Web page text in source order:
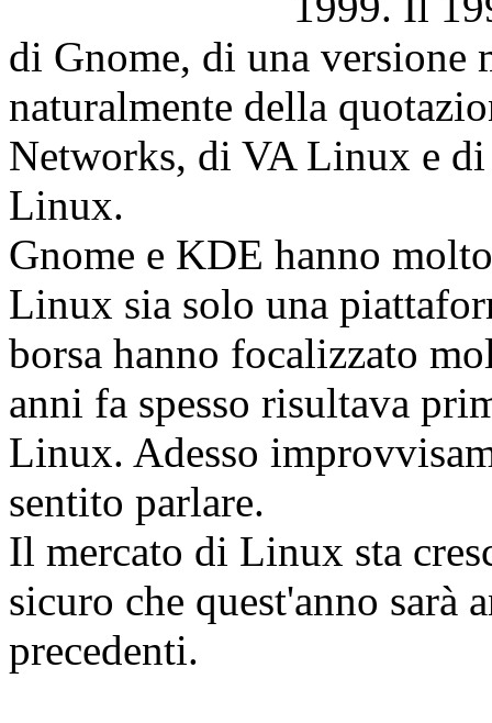
di Gnome, di una versione
naturalmente della
Networks, di VA Linux e di
Linux.
Gnome e KDE hanno
Linux sia solo una
borsa hanno focalizzato
anni fa spesso risultava
Linux. Adesso
sentito parlare.
Il mercato di Linux sta
sicuro che quest'anno sarà
precedenti.